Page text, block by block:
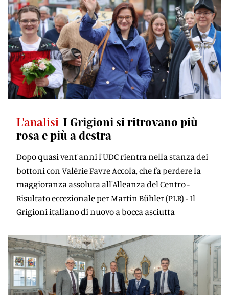
L'analisi I Grigioni si ritrovano più
rosa e più a destra
Dopo quasi vent'anni l'UDC rientra nella stanza dei
bottoni con Valérie Favre Accola, che fa perdere la
maggioranza assoluta all'Alleanza del Centro -
Risultato eccezionale per Martin Bühler (PLR) - Il
Grigioni italiano di nuovo a bocca asciutta